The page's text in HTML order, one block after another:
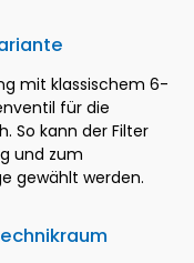
mit klassischem 6-
für die
So kann der Filter
und zum
gewählt werden.